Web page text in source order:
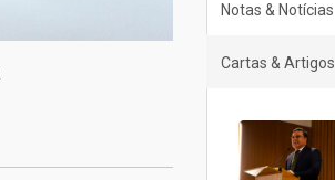
Notas & Notícias
Cartas & Artigos